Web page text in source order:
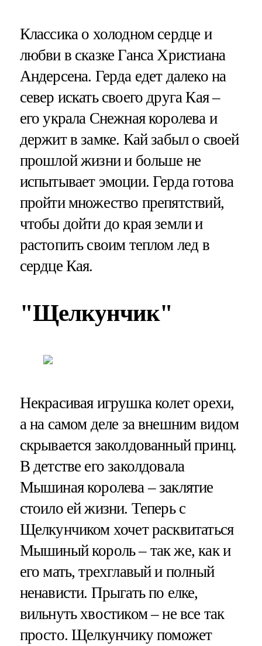
Классика о холодном сердце и
любви в сказке Ганса Христиана
Андерсена. Герда едет далеко на
север искать своего друга Кая –
его украла Снежная королева и
держит в замке. Кай забыл о своей
прошлой жизни и больше не
испытывает эмоции. Герда готова
пройти множество препятствий,
чтобы дойти до края земли и
растопить своим теплом лед в
сердце Кая.
"Щелкунчик"
Некрасивая игрушка колет орехи,
а на самом деле за внешним видом
скрывается заколдованный принц.
В детстве его заколдовала
Мышиная королева – заклятие
стоило ей жизни. Теперь с
Щелкунчиком хочет расквитаться
Мышиный король – так же, как и
его мать, трехглавый и полный
ненависти. Прыгать по елке,
вильнуть хвостиком – не все так
просто. Щелкунчику поможет